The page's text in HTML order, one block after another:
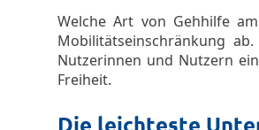
Welche Art von Gehhilfe
Mobilitätseinschränkung
Nutzerinnen und Nutzern
Freiheit.
Die leichteste